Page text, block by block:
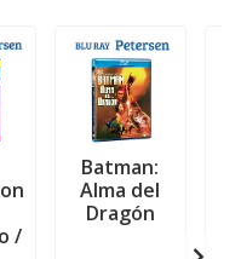
/
Batman:
Alma del
Dragón